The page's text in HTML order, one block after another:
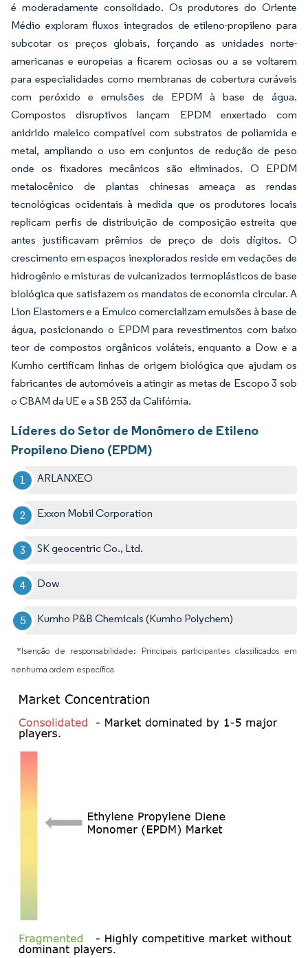
é moderadamente consolidado. Os produtores do Oriente
Médio exploram fluxos integrados de etileno-propileno para
subcotar os preços globais, forçando as unidades norte-
americanas e europeias a ficarem ociosas ou a se voltarem
para especialidades como membranas de cobertura curáveis
com peróxido e emulsões de EPDM à base de água.
Compostos disruptivos lançam EPDM enxertado com
anidrido maleico compatível com substratos de poliamida e
metal, ampliando o uso em conjuntos de redução de peso
onde os fixadores mecânicos são eliminados. O EPDM
metalocênico de plantas chinesas ameaça as rendas
tecnológicas ocidentais à medida que os produtores locais
replicam perfis de distribuição de composição estreita que
antes justificavam prêmios de preço de dois dígitos. O
crescimento em espaços inexplorados reside em vedações de
hidrogênio e misturas de vulcanizados termoplásticos de base
biológica que satisfazem os mandatos de economia circular. A
Lion Elastomers e a Emulco comercializam emulsões à base de
água, posicionando o EPDM para revestimentos com baixo
teor de compostos orgânicos voláteis, enquanto a Dow e a
Kumho certificam linhas de origem biológica que ajudam os
fabricantes de automóveis a atingir as metas de Escopo 3 sob
o CBAM da UE e a SB 253 da Califórnia.
Líderes do Setor de Monômero de Etileno
Propileno Dieno (EPDM)
ARLANXEO
Exxon Mobil Corporation
SK geocentric Co., Ltd.
Dow
Kumho P&B Chemicals (Kumho Polychem)
*Isenção de responsabilidade: Principais participantes classificados em
nenhuma ordem específica